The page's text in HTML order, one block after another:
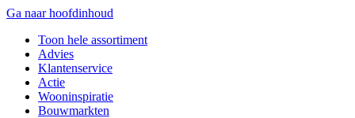
Ga naar hoofdinhoud
Toon hele assortiment
Advies
Klantenservice
Actie
Wooninspiratie
Bouwmarkten